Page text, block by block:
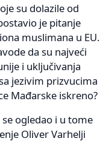
su dolazile od
je pitanje
muslimana u EU.
da su najveći
i uključivanja
jezivim prizvucima
Mađarske iskreno?
ogledao i u tome
Oliver Varhelji